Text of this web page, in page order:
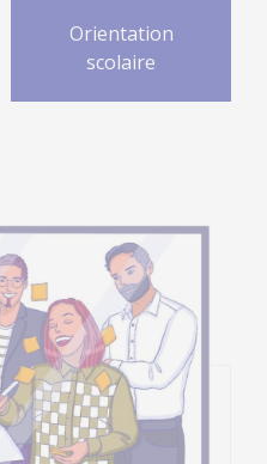
Orientation
scolaire